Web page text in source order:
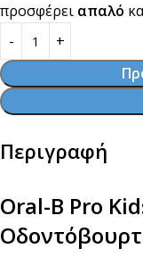
προσφέρει απαλό
Περιγραφή
Oral-B Pro